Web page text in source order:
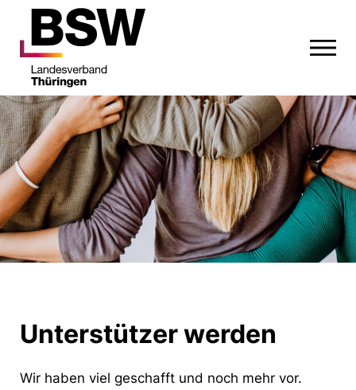
Unterstützer werden
Wir haben viel geschafft und noch mehr vor.